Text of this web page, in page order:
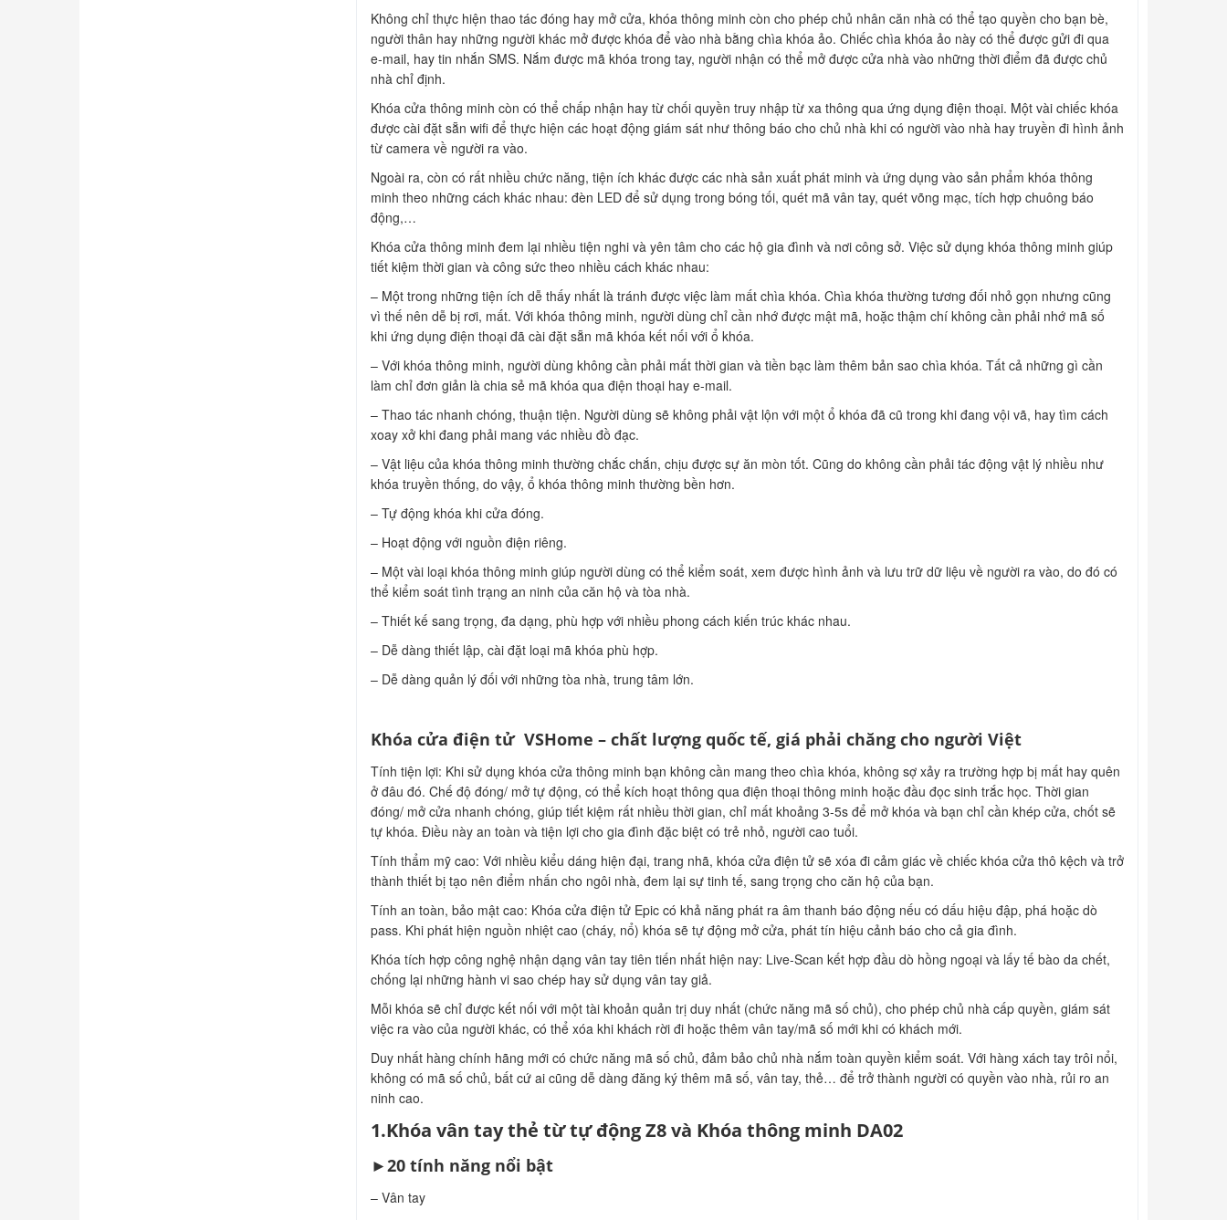
Không chỉ thực hiện thao tác đóng hay mở cửa, khóa thông minh còn cho phép chủ nhân căn nhà có thể tạo quyền cho bạn bè,
người thân hay những người khác mở được khóa để vào nhà bằng chìa khóa ảo. Chiếc chìa khóa ảo này có thể được gửi đi qua
e-mail, hay tin nhắn SMS. Nắm được mã khóa trong tay, người nhận có thể mở được cửa nhà vào những thời điểm đã được chủ
nhà chỉ định.
Khóa cửa thông minh còn có thể chấp nhận hay từ chối quyền truy nhập từ xa thông qua ứng dụng điện thoại. Một vài chiếc khóa
được cài đặt sẵn wifi để thực hiện các hoạt động giám sát như thông báo cho chủ nhà khi có người vào nhà hay truyền đi hình ảnh
từ camera về người ra vào.
Ngoài ra, còn có rất nhiều chức năng, tiện ích khác được các nhà sản xuất phát minh và ứng dụng vào sản phẩm khóa thông
minh theo những cách khác nhau: đèn LED để sử dụng trong bóng tối, quét mã vân tay, quét võng mạc, tích hợp chuông báo
động,…
Khóa cửa thông minh đem lại nhiều tiện nghi và yên tâm cho các hộ gia đình và nơi công sở. Việc sử dụng khóa thông minh giúp
tiết kiệm thời gian và công sức theo nhiều cách khác nhau:
– Một trong những tiện ích dễ thấy nhất là tránh được việc làm mất chìa khóa. Chìa khóa thường tương đối nhỏ gọn nhưng cũng
vì thế nên dễ bị rơi, mất. Với khóa thông minh, người dùng chỉ cần nhớ được mật mã, hoặc thậm chí không cần phải nhớ mã số
khi ứng dụng điện thoại đã cài đặt sẵn mã khóa kết nối với ổ khóa.
– Với khóa thông minh, người dùng không cần phải mất thời gian và tiền bạc làm thêm bản sao chìa khóa. Tất cả những gì cần
làm chỉ đơn giản là chia sẻ mã khóa qua điện thoại hay e-mail.
– Thao tác nhanh chóng, thuận tiện. Người dùng sẽ không phải vật lộn với một ổ khóa đã cũ trong khi đang vội vã, hay tìm cách
xoay xở khi đang phải mang vác nhiều đồ đạc.
– Vật liệu của khóa thông minh thường chắc chắn, chịu được sự ăn mòn tốt. Cũng do không cần phải tác động vật lý nhiều như
khóa truyền thống, do vậy, ổ khóa thông minh thường bền hơn.
– Tự động khóa khi cửa đóng.
– Hoạt động với nguồn điện riêng.
– Một vài loại khóa thông minh giúp người dùng có thể kiểm soát, xem được hình ảnh và lưu trữ dữ liệu về người ra vào, do đó có
thể kiểm soát tình trạng an ninh của căn hộ và tòa nhà.
– Thiết kế sang trọng, đa dạng, phù hợp với nhiều phong cách kiến trúc khác nhau.
– Dễ dàng thiết lập, cài đặt loại mã khóa phù hợp.
– Dễ dàng quản lý đối với những tòa nhà, trung tâm lớn.
Khóa cửa điện tử VSHome – chất lượng quốc tế, giá phải chăng cho người Việt
Tính tiện lợi: Khi sử dụng khóa cửa thông minh bạn không cần mang theo chìa khóa, không sợ xảy ra trường hợp bị mất hay quên
ở đâu đó. Chế độ đóng/ mở tự động, có thể kích hoạt thông qua điện thoại thông minh hoặc đầu đọc sinh trắc học. Thời gian
đóng/ mở cửa nhanh chóng, giúp tiết kiệm rất nhiều thời gian, chỉ mất khoảng 3-5s để mở khóa và bạn chỉ cần khép cửa, chốt sẽ
tự khóa. Điều này an toàn và tiện lợi cho gia đình đặc biệt có trẻ nhỏ, người cao tuổi.
Tính thẩm mỹ cao: Với nhiều kiểu dáng hiện đại, trang nhã, khóa cửa điện tử sẽ xóa đi cảm giác về chiếc khóa cửa thô kệch và trở
thành thiết bị tạo nên điểm nhấn cho ngôi nhà, đem lại sự tinh tế, sang trọng cho căn hộ của bạn.
Tính an toàn, bảo mật cao: Khóa cửa điện tử Epic có khả năng phát ra âm thanh báo động nếu có dấu hiệu đập, phá hoặc dò
pass. Khi phát hiện nguồn nhiệt cao (cháy, nổ) khóa sẽ tự động mở cửa, phát tín hiệu cảnh báo cho cả gia đình.
Khóa tích hợp công nghệ nhận dạng vân tay tiên tiến nhất hiện nay: Live-Scan kết hợp đầu dò hồng ngoại và lấy tế bào da chết,
chống lại những hành vi sao chép hay sử dụng vân tay giả.
Mỗi khóa sẽ chỉ được kết nối với một tài khoản quản trị duy nhất (chức năng mã số chủ), cho phép chủ nhà cấp quyền, giám sát
việc ra vào của người khác, có thể xóa khi khách rời đi hoặc thêm vân tay/mã số mới khi có khách mới.
Duy nhất hàng chính hãng mới có chức năng mã số chủ, đảm bảo chủ nhà nắm toàn quyền kiểm soát. Với hàng xách tay trôi nổi,
không có mã số chủ, bất cứ ai cũng dễ dàng đăng ký thêm mã số, vân tay, thẻ… để trở thành người có quyền vào nhà, rủi ro an
ninh cao.
1.Khóa vân tay thẻ từ tự động Z8 và Khóa thông minh DA02
►20 tính năng nổi bật
– Vân tay